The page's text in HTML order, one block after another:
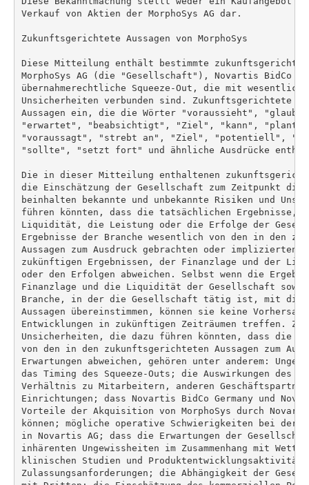
Verkauf von Aktien der MorphoSys AG dar.
Zukunftsgerichtete Aussagen von MorphoSys
Diese Mitteilung enthält bestimmte
MorphoSys AG (die "Gesellschaft"), Novartis BidCo
übernahmerechtliche Squeeze-Out, die mit
Unsicherheiten verbunden sind. Zukunftsgerichtete
Aussagen ein, die die Wörter "voraussieht",
"erwartet", "beabsichtigt", "Ziel", "kann",
"voraussagt", "strebt an", "Ziel", "potentiell",
"sollte", "setzt fort" und ähnliche Ausdrücke
Die in dieser Mitteilung enthaltenen
die Einschätzung der Gesellschaft zum Zeitpunkt
beinhalten bekannte und unbekannte Risiken und
führen könnten, dass die tatsächlichen Ergebnisse,
Liquidität, die Leistung oder die Erfolge der
Ergebnisse der Branche wesentlich von den in den
Aussagen zum Ausdruck gebrachten oder implizierten
zukünftigen Ergebnissen, der Finanzlage und der
oder den Erfolgen abweichen. Selbst wenn die
Finanzlage und die Liquidität der Gesellschaft
Branche, in der die Gesellschaft tätig ist, mit
Aussagen übereinstimmen, können sie keine
Entwicklungen in zukünftigen Zeiträumen treffen. Zu
Unsicherheiten, die dazu führen könnten, dass die
von den in den zukunftsgerichteten Aussagen zum
Erwartungen abweichen, gehören unter anderem:
das Timing des Squeeze-Outs; die Auswirkungen des
Verhältnis zu Mitarbeitern, anderen
Einrichtungen; dass Novartis BidCo Germany und
Vorteile der Akquisition von MorphoSys durch
können; mögliche operative Schwierigkeiten bei der
in Novartis AG; dass die Erwartungen der
inhärenten Ungewissheiten im Zusammenhang mit
klinischen Studien und
Zulassungsanforderungen; die Abhängigkeit der